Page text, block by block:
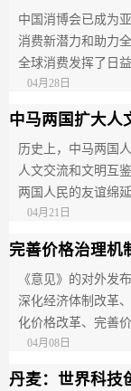
中国消博会已成为
消费新潜力和助力
全球消费发挥了日益
04月28日
中马两国扩大人
历史上，中马两国
人文交流和文明互
两国人民的友谊绵延
04月21日
完善价格治理机
《意见》的对外发
深化经济体制改革
化价格改革、完善
04月08日
丹麦：世界科技